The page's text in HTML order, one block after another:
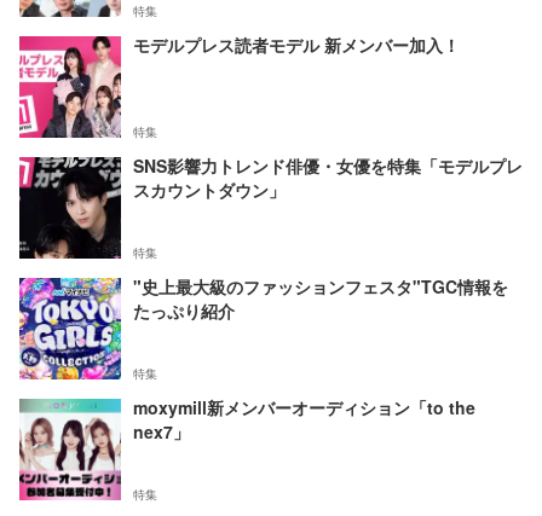
特集
モデルプレス読者モデル 新メンバー加入！
特集
SNS影響力トレンド俳優・女優を特集「モデルプレ
スカウントダウン」
特集
"史上最大級のファッションフェスタ"TGC情報を
たっぷり紹介
特集
moxymill新メンバーオーディション「to the
nex7」
特集